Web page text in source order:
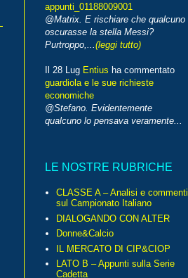
appunti_01188009001
@Matrix. E rischiare che qualcuno
oscurasse la stella Messi?
Purtroppo,... (leggi tutto)
Il 28 Lug Entius ha commentato
guardiola e le sue richieste
economiche
@Stefano. Evidentemente
qualcuno lo pensava veramente...
LE NOSTRE RUBRICHE
CLASSE A – Analisi e commenti
sul Campionato Italiano
DIALOGANDO CON ALTER
Donne&Calcio
IL MERCATO DI CIP&CIOP
LATO B – Appunti sulla Serie
Cadetta